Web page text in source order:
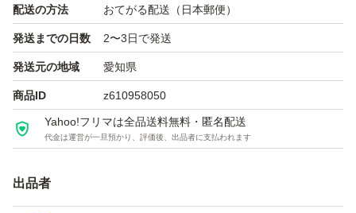
配送の方法 おてがる配送（日本郵便）
発送までの日数 2〜3日で発送
発送元の地域 愛知県
商品ID z610958050
Yahoo!フリマは全品送料無料・匿名配送
代金は運営が一旦預かり、評価後、出品者に支払われます
出品者